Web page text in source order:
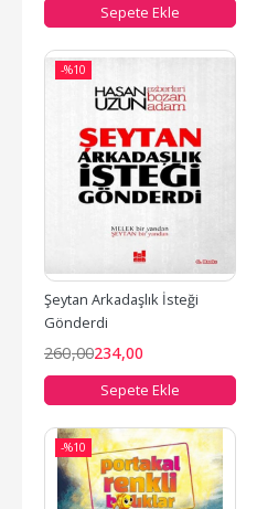
Sepete Ekle
-%10
Şeytan Arkadaşlık İsteği
Gönderdi
260,00234,00
Sepete Ekle
-%10